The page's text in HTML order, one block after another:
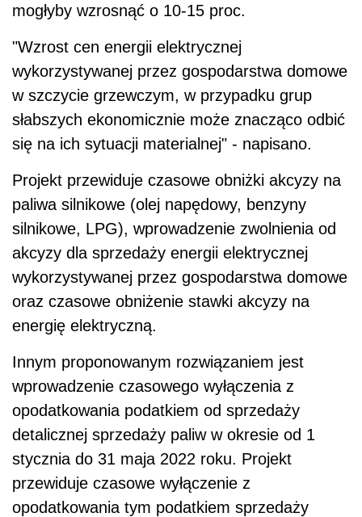
mogłyby wzrosnąć o 10-15 proc.
"Wzrost cen energii elektrycznej
wykorzystywanej przez gospodarstwa domowe
w szczycie grzewczym, w przypadku grup
słabszych ekonomicznie może znacząco odbić
się na ich sytuacji materialnej" - napisano.
Projekt przewiduje czasowe obniżki akcyzy na
paliwa silnikowe (olej napędowy, benzyny
silnikowe, LPG), wprowadzenie zwolnienia od
akcyzy dla sprzedaży energii elektrycznej
wykorzystywanej przez gospodarstwa domowe
oraz czasowe obniżenie stawki akcyzy na
energię elektryczną.
Innym proponowanym rozwiązaniem jest
wprowadzenie czasowego wyłączenia z
opodatkowania podatkiem od sprzedaży
detalicznej sprzedaży paliw w okresie od 1
stycznia do 31 maja 2022 roku. Projekt
przewiduje czasowe wyłączenie z
opodatkowania tym podatkiem sprzedaży